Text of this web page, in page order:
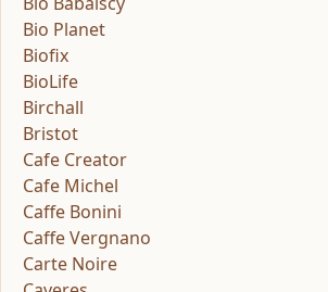
Bio Planet
Biofix
BioLife
Birchall
Bristot
Cafe Creator
Cafe Michel
Caffe Bonini
Caffe Vergnano
Carte Noire